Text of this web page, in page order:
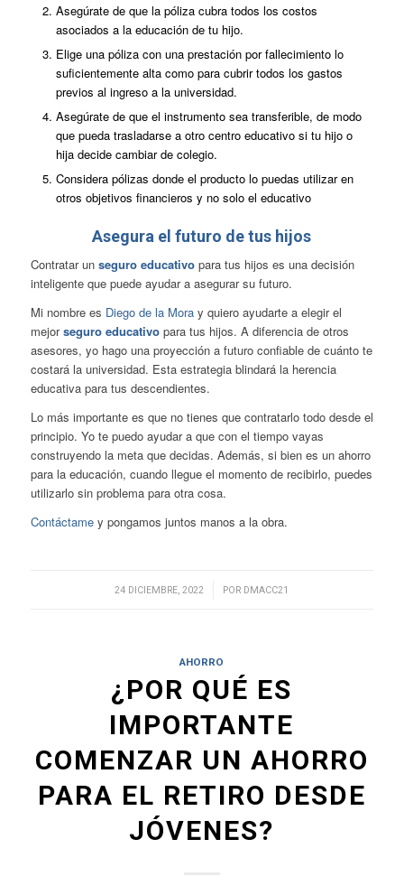
Asegúrate de que la póliza cubra todos los costos
asociados a la educación de tu hijo.
Elige una póliza con una prestación por fallecimiento lo
suficientemente alta como para cubrir todos los gastos
previos al ingreso a la universidad.
Asegúrate de que el instrumento sea transferible, de modo
que pueda trasladarse a otro centro educativo si tu hijo o
hija decide cambiar de colegio.
Considera pólizas donde el producto lo puedas utilizar en
otros objetivos financieros y no solo el educativo
Asegura el futuro de tus hijos
Contratar un seguro educativopara tus hijos es una decisión
inteligente que puede ayudar a asegurar su futuro.
Mi nombre es Diego de la Moray quiero ayudarte a elegir el
mejorseguro educativopara tus hijos. A diferencia de otros
asesores, yo hago una proyección a futuro confiable de cuánto te
costará la universidad. Esta estrategia blindará la herencia
educativapara tus descendientes.
Lo más importante es que no tienes que contratarlo todo desde el
principio. Yo te puedo ayudar a que con el tiempo vayas
construyendo la meta que decidas. Además, si bien es un ahorro
para la educación, cuando llegue el momento de recibirlo, puedes
utilizarlo sin problema para otra cosa.
Contáctamey pongamos juntos manos a la obra.
24 DICIEMBRE, 2022
/ POR DMACC21
AHORRO
¿POR QUÉ ES
IMPORTANTE
COMENZAR UN AHORRO
PARA EL RETIRO DESDE
JÓVENES?